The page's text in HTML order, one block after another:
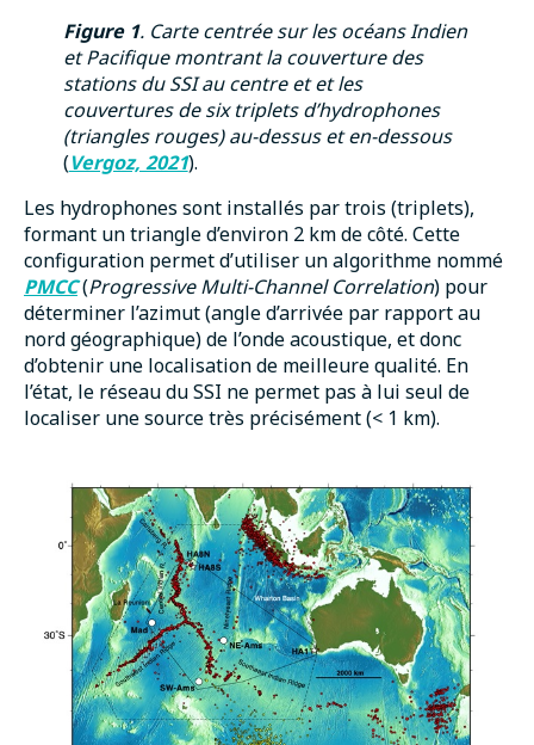
Figure 1. Carte centrée sur les océans Indien
et Pacifique montrant la couverture des
stations du SSIau centre et et les
couvertures de six triplets d’hydrophones
(triangles rouges) au-dessus et en-dessous
(Vergoz, 2021).
Les hydrophones sont installés par trois (triplets),
formant un triangle d’environ 2 km de côté. Cette
configuration permet d’utiliser un algorithme nommé
PMCC(Progressive Multi-Channel Correlation) pour
déterminer l’azimut (angle d’arrivée par rapport au
nord géographique) de l’onde acoustique, et donc
d’obtenir une localisation de meilleure qualité. En
l’état, le réseau du SSI ne permet pas à lui seul de
localiser une source très précisément (< 1 km).